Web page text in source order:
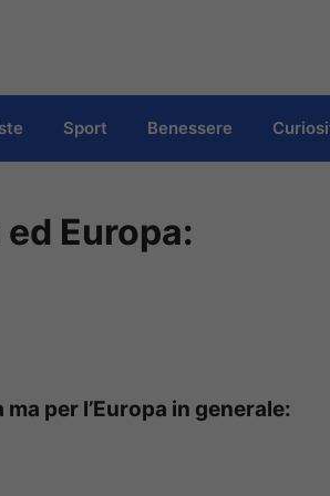
Sport Benessere
Europa:
per l’Europa in generale: